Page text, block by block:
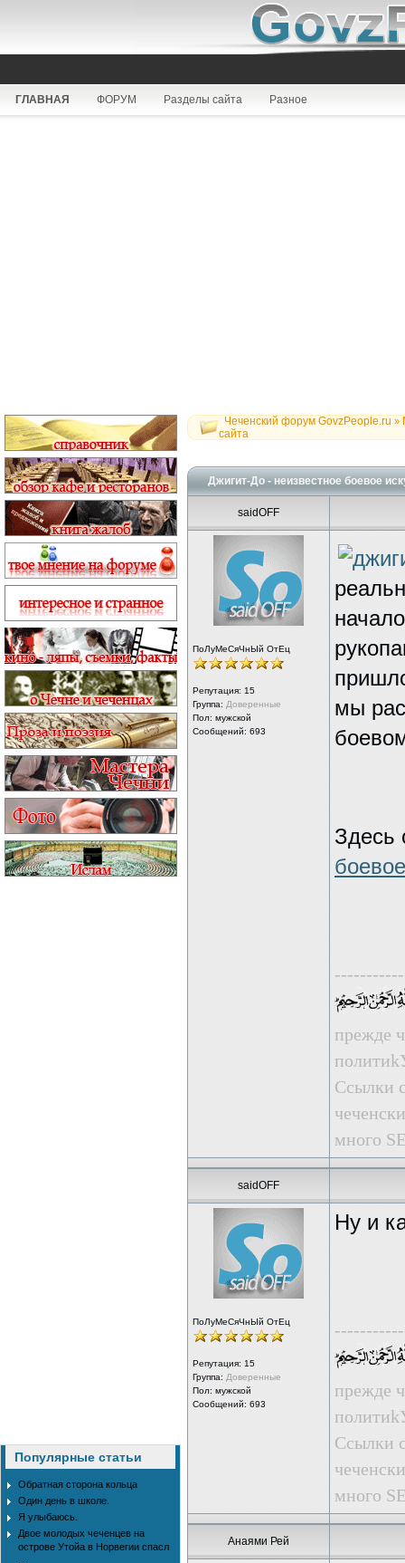
ГЛАВНАЯ ФОРУМ Разделы сайта Разное
Популярные статьи
Обратная сторона кольца
Один день в школе.
Я улыбаюсь.
Двое молодых чеченцев на
острове Утойа в Норвегии спасл
Чеченский форум GovzPeople.ru »
сайта
Джигит-До - неизвестное боевое
saidOFF
ПоЛуМеСяЧнЫй ОтЕц
Репутация: 15
Группа: Доверенные
Пол: мужской
Сообщений: 693
мы
Здесь
прежде
Ссылки
много
saidOFF
ПоЛуМеСяЧнЫй ОтЕц
Репутация: 15
Группа: Доверенные
Пол: мужской
Сообщений: 693
Ну и
прежде
Ссылки
много
Анаями Рей